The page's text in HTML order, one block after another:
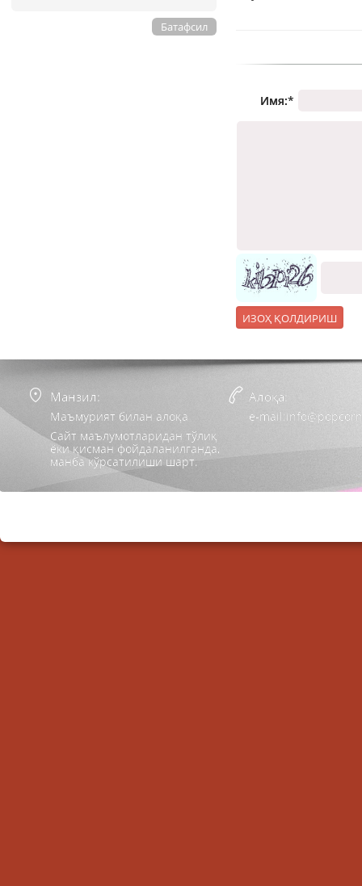
Имя:*
Батафсил
Манзил:
Маъмурият билан алоқа
Сайт маълумотларидан тўлиқ
ёки қисман фойдаланилганда,
манба кўрсатилиши шарт.
Алоқа:
e-